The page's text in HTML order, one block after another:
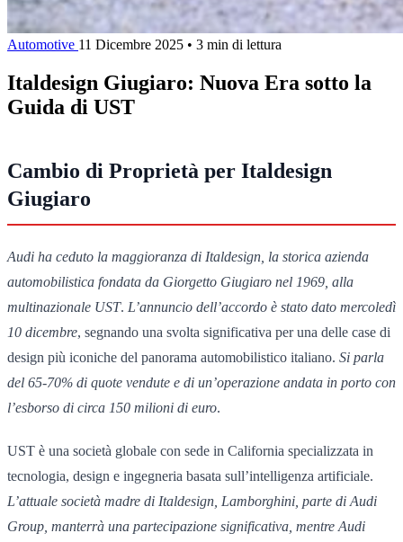
Automotive 11 Dicembre 2025 • 3 min di lettura
Italdesign Giugiaro: Nuova Era sotto la
Guida di UST
Cambio di Proprietà per Italdesign
Giugiaro
Audi ha ceduto la maggioranza di Italdesign, la storica azienda
automobilistica fondata da Giorgetto Giugiaro nel 1969, alla
multinazionale UST. L’annuncio dell’accordo è stato dato mercoledì
10 dicembre, segnando una svolta significativa per una delle case di
design più iconiche del panorama automobilistico italiano. Si parla
del 65-70% di quote vendute e di un’operazione andata in porto con
l’esborso di circa 150 milioni di euro.
UST è una società globale con sede in California specializzata in
tecnologia, design e ingegneria basata sull’intelligenza artificiale.
L’attuale società madre di Italdesign, Lamborghini, parte di Audi
Group, manterrà una partecipazione significativa, mentre Audi